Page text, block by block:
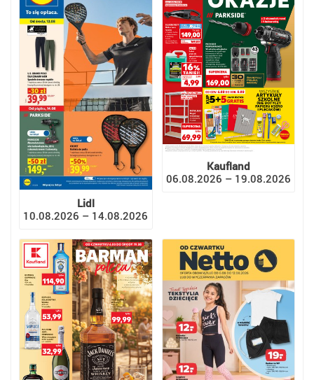
Lidl
10.08.2026 – 14.08.2026
Kaufland
06.08.2026 – 19.08.2026